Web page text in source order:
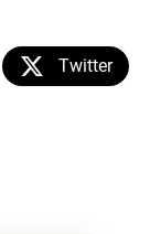
Twitter